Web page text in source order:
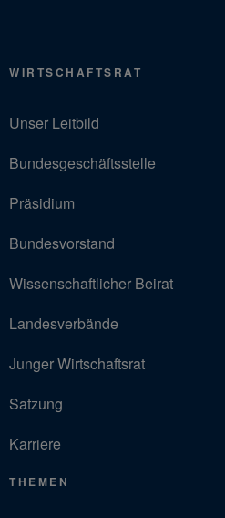
WIRTSCHAFTSRAT
Unser Leitbild
Bundesgeschäftsstelle
Präsidium
Bundesvorstand
Wissenschaftlicher Beirat
Landesverbände
Junger Wirtschaftsrat
Satzung
Karriere
THEMEN